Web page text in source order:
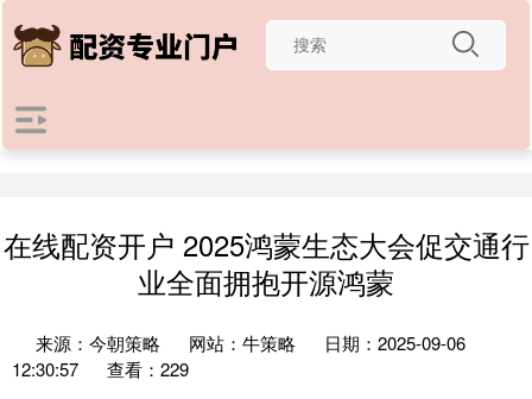
在线配资开户 2025鸿蒙生态大会促交通行
业全面拥抱开源鸿蒙
来源：今朝策略 网站：牛策略
日期：2025-09-06
12:30:57
查看：229